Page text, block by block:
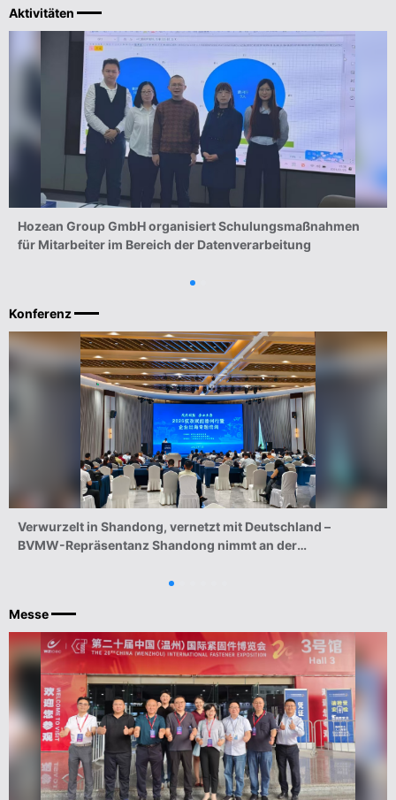
Aktivitäten
Hozean Group GmbH organisiert Schulungsmaßnahmen
für Mitarbeiter im Bereich der Datenverarbeitung
Konferenz
Verwurzelt in Shandong, vernetzt mit Deutschland –
BVMW-Repräsentanz Shandong nimmt an der
Messe